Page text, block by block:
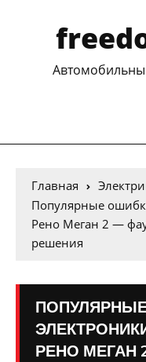
Главная
Популярные
Рено Меган 2 —
решения
РЕНО МЕГАН